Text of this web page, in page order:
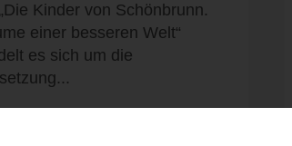
Kinder von Schönbrunn.
einer besseren Welt“
es sich um die